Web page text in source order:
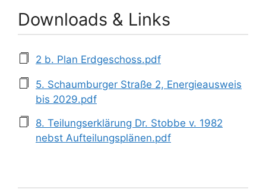
Downloads & Links
2 b. Plan Erdgeschoss.pdf
5. Schaumburger Straße 2, Energieausweis
bis 2029.pdf
8. Teilungserklärung Dr. Stobbe v. 1982
nebst Aufteilungsplänen.pdf